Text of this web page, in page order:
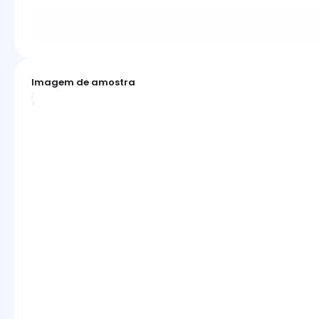
Imagem de amostra